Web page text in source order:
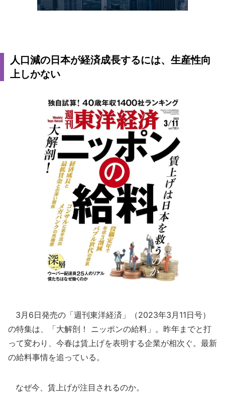
人口減の日本が経済成長するには、生産性向
上しかない
3月6日発売の「週刊東洋経済」（2023年3月11日号）
の特集は、「大解剖！ ニッポンの給料」。昨年までと打
って変わり、今春は賃上げを表明する企業が相次ぐ。最新
の給料事情を追っている。
なぜ今、賃上げが注目されるのか。